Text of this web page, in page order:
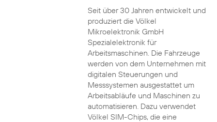
Seit über 30 Jahren entwickelt und
produziert die Völkel
Mikroelektronik GmbH
Spezialelektronik für
Arbeitsmaschinen. Die Fahrzeuge
werden von dem Unternehmen mit
digitalen Steuerungen und
Messsystemen ausgestattet um
Arbeitsabläufe und Maschinen zu
automatisieren. Dazu verwendet
Völkel SIM-Chips, die eine